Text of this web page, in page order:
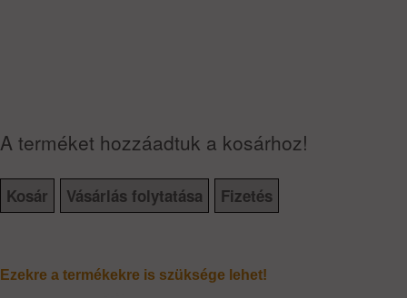
A terméket hozzáadtuk a kosárhoz!
Kosár Vásárlás folytatása Fizetés
Ezekre a termékekre is szüksége lehet!